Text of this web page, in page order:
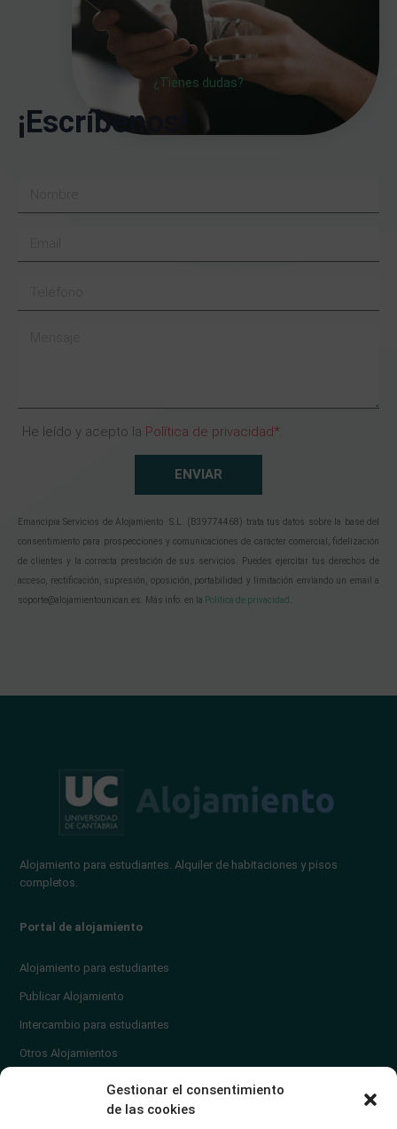
Gestionar el consentimiento
de las cookies
¿Tienes dudas?
¡Escríbenos!
He leído y acepto la Política de privacidad*
ENVIAR
Emancipia Servicios de Alojamiento S.L. (B39774468) trata tus datos sobre la base del
consentimiento para prospecciones y comunicaciones de carácter comercial, fidelización
de clientes y la correcta prestación de sus servicios. Puedes ejercitar tus derechos de
acceso, rectificación, supresión, oposición, portabilidad y limitación enviando un email a
soporte@alojamientounican.es. Más info. en la Política de privacidad
Alojamiento para estudiantes. Alquiler de habitaciones y pisos
completos.
Portal de alojamiento
Alojamiento para estudiantes
Publicar Alojamiento
Intercambio para estudiantes
Otros Alojamientos